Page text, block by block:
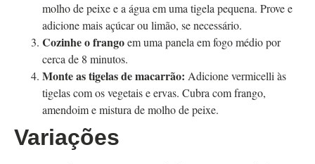
molho de peixe e a água em uma tigela pequena. Prove e
adicione mais açúcar ou limão, se necessário.
Cozinhe o frangoem uma panela em fogo médio por
cerca de 8 minutos.
Monte as tigelas de macarrão: Adicione vermicelli às
tigelas com os vegetais e ervas. Cubra com frango,
amendoim e mistura de molho de peixe.
Variações